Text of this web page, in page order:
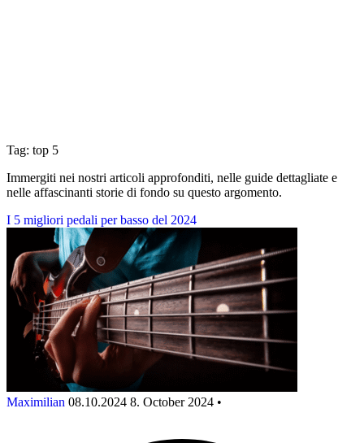
Tag: top 5
Immergiti nei nostri articoli approfonditi, nelle guide dettagliate e
nelle affascinanti storie di fondo su questo argomento.
I 5 migliori pedali per basso del 2024
Maximilian 08.10.2024 8. October 2024 •